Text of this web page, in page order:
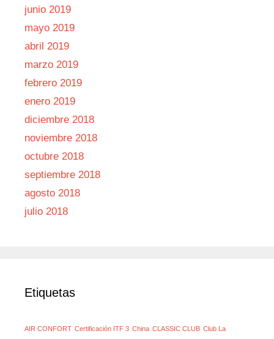
junio 2019
mayo 2019
abril 2019
marzo 2019
febrero 2019
enero 2019
diciembre 2018
noviembre 2018
octubre 2018
septiembre 2018
agosto 2018
julio 2018
Etiquetas
AIR CONFORT Certificación ITF 3 China CLASSIC CLUB Club La